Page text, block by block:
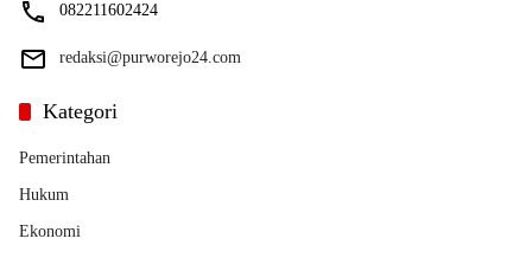
082211602424
redaksi@purworejo24.com
Kategori
Pemerintahan
Hukum
Ekonomi